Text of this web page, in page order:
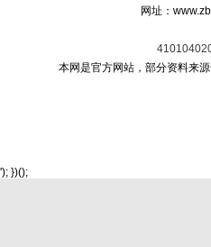
网址：
本网是官方网站，部分资料来
'); })();